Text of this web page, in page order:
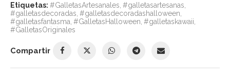
Etiquetas: #GalletasArtesanales #galletasartesanas
#galletasdecoradas #galletasdecoradashalloween
#galletasfantasma #GalletasHalloween #galletaskawaii
#GalletasOriginales
Compartir